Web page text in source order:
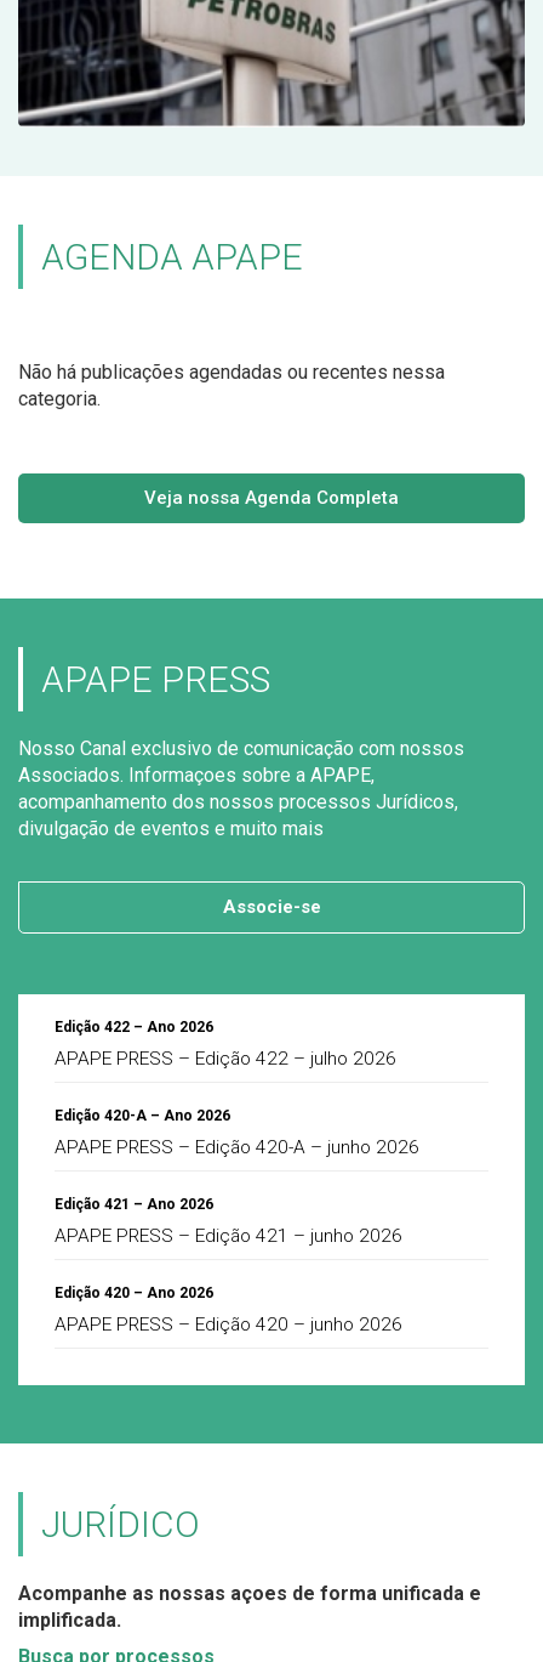
AGENDA APAPE
Não há publicações agendadas ou recentes nessa
categoria.
Veja nossa Agenda Completa
APAPE PRESS
Nosso Canal exclusivo de comunicação com nossos
Associados. Informaçoes sobre a APAPE,
acompanhamento dos nossos processos Jurídicos,
divulgação de eventos e muito mais
Associe-se
Edição 422 – Ano 2026
APAPE PRESS – Edição 422 – julho 2026
Edição 420-A – Ano 2026
APAPE PRESS – Edição 420-A – junho 2026
Edição 421 – Ano 2026
APAPE PRESS – Edição 421 – junho 2026
Edição 420 – Ano 2026
APAPE PRESS – Edição 420 – junho 2026
JURÍDICO
Acompanhe as nossas açoes de forma unificada e
implificada.
Busca por processos